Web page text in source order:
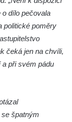
dílo pečovala
politické poměry
čeká jen na chvíli,
při svém pádu
špatným